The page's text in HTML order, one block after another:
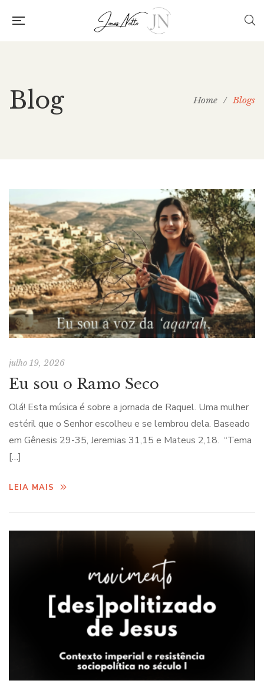
Blog Home / Blogs
julho 19, 2026
Eu sou o Ramo Seco
Olá! Esta música é sobre a jornada de Raquel. Uma mulher
estéril que o Senhor escolheu e se lembrou dela. Baseado
em Gênesis 29-35, Jeremias 31,15 e Mateus 2,18. “Tema
[…]
LEIA MAIS